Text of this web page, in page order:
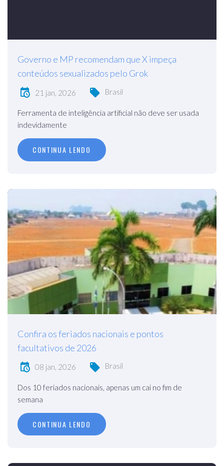
Governo e MP recomendam que X impeça
conteúdos sexualizados pelo Grok
21 jan, 2026 Brasil
Ferramenta de inteligência artificial não deve ser usada
indevidamente
CONTINUA LENDO
Confira os feriados nacionais e pontos
facultativos de 2026
08 jan, 2026 Brasil
Dos 10 feriados nacionais, apenas um cai no fim de
semana
CONTINUA LENDO